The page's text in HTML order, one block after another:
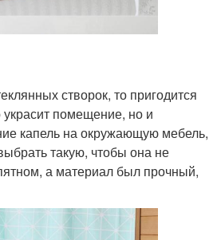
створок, то пригодится
помещение, но и
капель на окружающую мебель,
такую, чтобы она не
а материал был прочный,